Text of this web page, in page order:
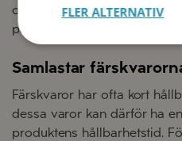
och minskar belastningen på
pallar om året.
Samlastar
Färskvaror har ofta kort
dessa varor kan därför ha
produktens hållbarhetstid.
FLER ALTERNATIV